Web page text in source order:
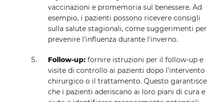
vaccinazioni e promemoria sul benessere. Ad
esempio, i pazienti possono ricevere consigli
sulla salute stagionali, come suggerimenti per
prevenire l'influenza durante l'inverno.
Follow-up: fornire istruzioni per il follow-up e
visite di controllo ai pazienti dopo l'intervento
chirurgico o il trattamento. Questo garantisce
che i pazienti aderiscano ai loro piani di cura e